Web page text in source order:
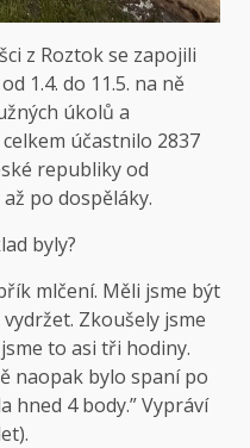
z Roztok se zapojili
1.4. do 11.5. na ně
úkolů a
účastnilo 2837
republiky od
po dospěláky.
byly?
mlčení. Měli jsme být
Zkoušely jsme
to asi tři hodiny.
naopak bylo spaní po
hned 4 body.” Vypráví